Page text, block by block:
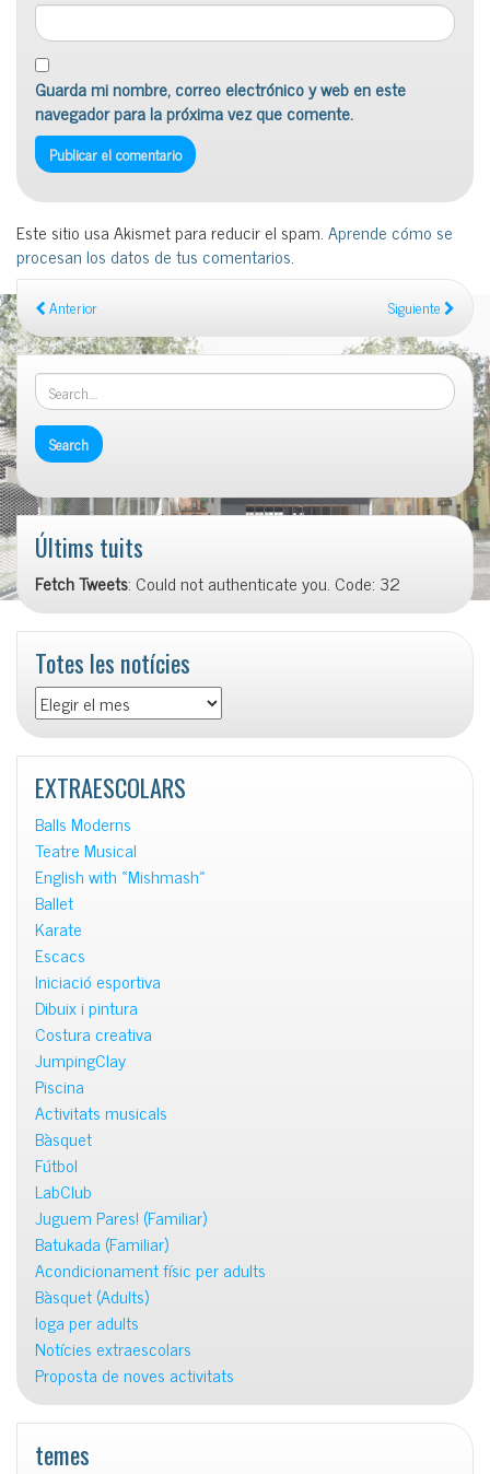
Guarda mi nombre, correo electrónico y web en este
navegador para la próxima vez que comente.
Este sitio usa Akismet para reducir el spam.Aprende cómo se
procesan los datos de tus comentarios.
Anterior Siguiente
Últims tuits
Fetch Tweets: Could not authenticate you. Code: 32
Totes les notícies
Totes
les
notícies
EXTRAESCOLARS
Balls Moderns
Teatre Musical
English with «Mishmash»
Ballet
Karate
Escacs
Iniciació esportiva
Dibuix i pintura
Costura creativa
JumpingClay
Piscina
Activitats musicals
Bàsquet
Fútbol
LabClub
Juguem Pares! (Familiar)
Batukada (Familiar)
Acondicionament físic per adults
Bàsquet (Adults)
Ioga per adults
Notícies extraescolars
Proposta de noves activitats
temes